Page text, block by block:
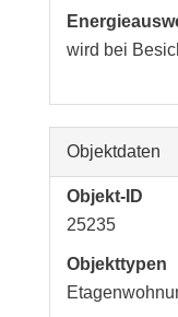
wird bei
Objektdaten
Objekt-ID
25235
Objekttypen